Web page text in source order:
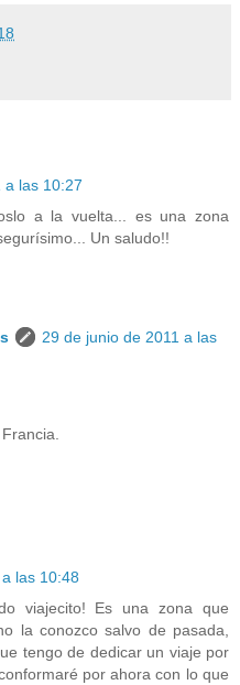
a las 10:27
a la vuelta... es una zona
Un saludo!!
29 de junio de 2011 a las
las 10:48
viajecito! Es una zona que
la conozco salvo de pasada,
tengo de dedicar un viaje por
por ahora con lo que